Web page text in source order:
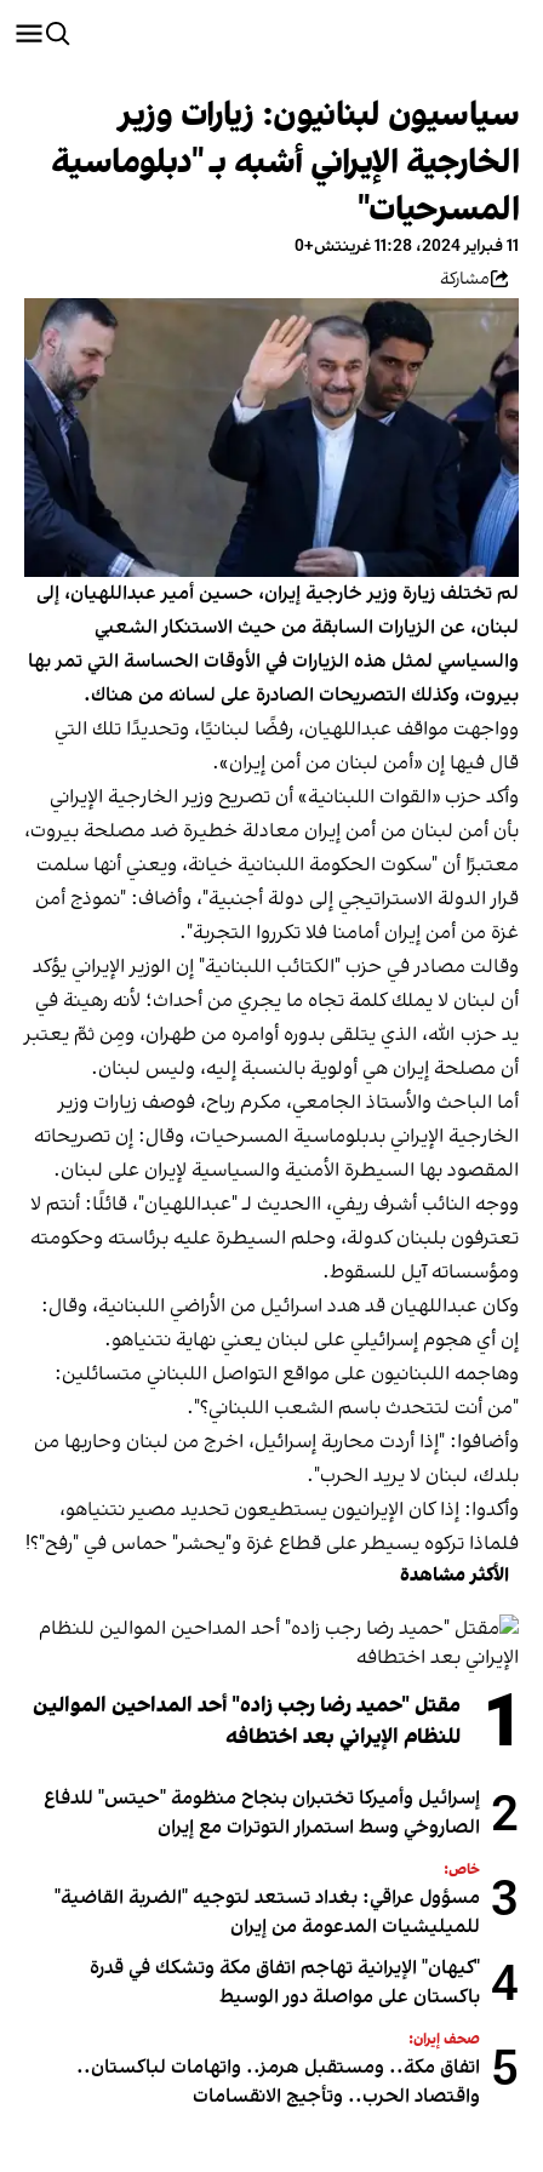
سياسيون لبنانيون: زيارات وزير
الخارجية الإيراني أشبه بـ "دبلوماسية
المسرحيات"
11 فبراير 2024، 11:28 غرينتش+0
مشاركة
لم تختلف زيارة وزير خارجية إيران، حسين أمير عبداللهيان، إلى
لبنان، عن الزيارات السابقة من حيث الاستنكار الشعبي
والسياسي لمثل هذه الزيارات في الأوقات الحساسة التي تمر بها
بيروت، وكذلك التصريحات الصادرة على لسانه من هناك.
وواجهت مواقف عبداللهيان، رفضًا لبنانيًا، وتحديدًا تلك التي
قال فيها إن «أمن لبنان من أمن إيران».
وأكد حزب «القوات اللبنانية» أن تصريح وزير الخارجية الإيراني
بأن أمن لبنان من أمن إيران معادلة خطيرة ضد مصلحة بيروت،
معتبرًا أن "سكوت الحكومة اللبنانية خيانة، ويعني أنها سلمت
قرار الدولة الاستراتيجي إلى دولة أجنبية"، وأضاف: "نموذج أمن
غزة من أمن إيران أمامنا فلا تكرروا التجربة".
وقالت مصادر في حزب "الكتائب اللبنانية" إن الوزير الإيراني يؤكد
أن لبنان لا يملك كلمة تجاه ما يجري من أحداث؛ لأنه رهينة في
يد حزب الله، الذي يتلقى بدوره أوامره من طهران، ومِن ثمَّ يعتبر
أن مصلحة إيران هي أولوية بالنسبة إليه، وليس لبنان.
أما الباحث والأستاذ الجامعي، مكرم رباح، فوصف زيارات وزير
الخارجية الإيراني بدبلوماسية المسرحيات، وقال: إن تصريحاته
المقصود بها السيطرة الأمنية والسياسية لإيران على لبنان.
ووجه النائب أشرف ريفي، االحديث لـ "عبداللهيان"، قائلًا: أنتم لا
تعترفون بلبنان كدولة، وحلم السيطرة عليه برئاسته وحكومته
ومؤسساته آيل للسقوط.
وكان عبداللهيان قد هدد اسرائيل من الأراضي اللبنانية، وقال:
إن أي هجوم إسرائيلي على لبنان يعني نهاية نتنياهو.
وهاجمه اللبنانيون على مواقع التواصل اللبناني متسائلين:
"من أنت لتتحدث باسم الشعب اللبناني؟".
وأضافوا: "إذا أردت محاربة إسرائيل، اخرج من لبنان وحاربها من
بلدك، لبنان لا يريد الحرب".
وأكدوا: إذا كان الإيرانيون يستطيعون تحديد مصير نتنياهو،
فلماذا تركوه يسيطر على قطاع غزة و"يحشر" حماس في "رفح"؟!
الأكثر مشاهدة
1
مقتل "حميد رضا رجب زاده" أحد المداحين الموالين
للنظام الإيراني بعد اختطافه
2 إسرائيل وأميركا تختبران بنجاح منظومة "حيتس" للدفاع
الصاروخي وسط استمرار التوترات مع إيران
3 خاص:
مسؤول عراقي: بغداد تستعد لتوجيه "الضربة القاضية"
للميليشيات المدعومة من إيران
4 "كيهان" الإيرانية تهاجم اتفاق مكة وتشكك في قدرة
باكستان على مواصلة دور الوسيط
5 صحف إيران:
اتفاق مكة.. ومستقبل هرمز.. واتهامات لباكستان..
واقتصاد الحرب.. وتأجيج الانقسامات